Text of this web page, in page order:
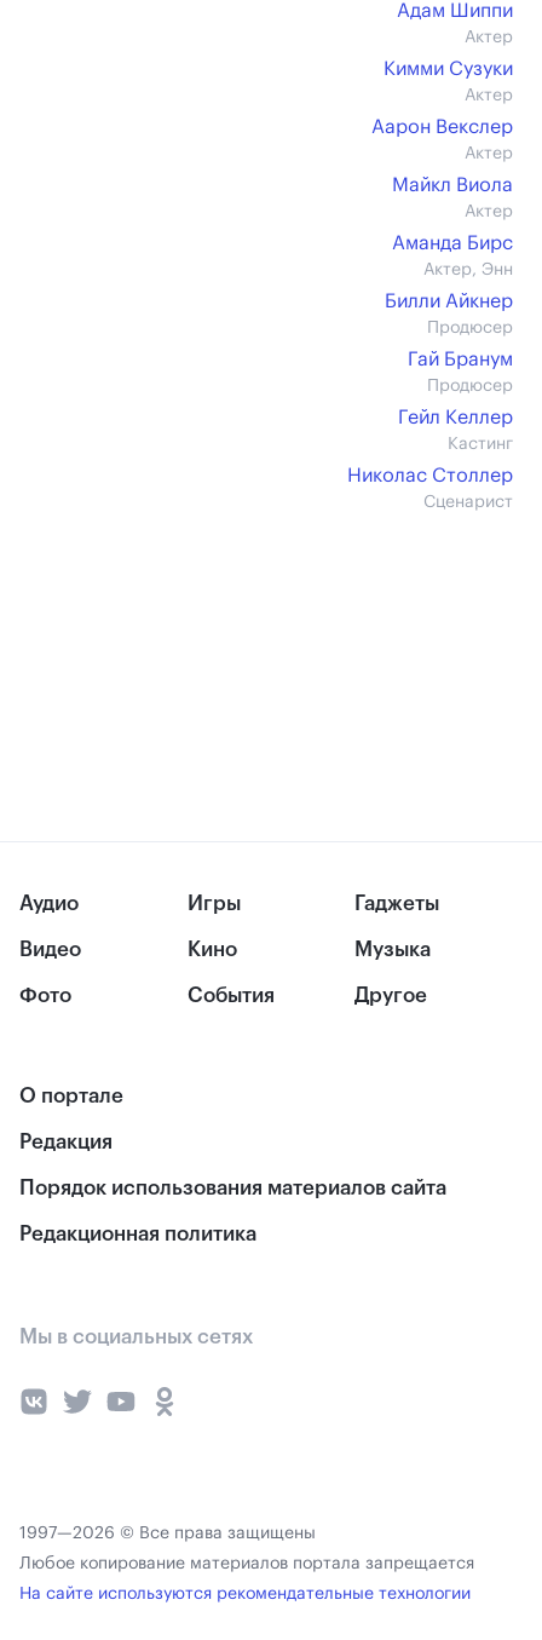
Адам Шиппи
Актер
Кимми Сузуки
Актер
Аарон Векслер
Актер
Майкл Виола
Актер
Аманда Бирс
Актер, Энн
Билли Айкнер
Продюсер
Гай Бранум
Продюсер
Гейл Келлер
Кастинг
Николас Столлер
Сценарист
Аудио
Видео
Фото
Игры
Кино
События
Гаджеты
Музыка
Другое
О портале
Редакция
Порядок использования материалов сайта
Редакционная политика
Мы в социальных сетях
1997—2026 © Все права защищены
Любое копирование материалов портала запрещается
На сайте используются рекомендательные технологии